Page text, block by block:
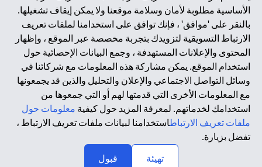
الأساسية مطلوبة لأمان وسلامة موقعنا ولا يمكن إيقاف تشغيلها.
بالنقر على 'موافق' ، فإنك توافق على استخدامنا لملفات تعريف
الارتباط التسويقية لتزويدك بتجربة مخصصة عبر الموقع ، وإظهار
المحتوى والإعلانات المستهدفة ، وجمع البيانات الإحصائية حول
استخدام الموقع. يمكن مشاركة هذه المعلومات مع شركائنا في
وسائل التواصل الاجتماعي والإعلان والتحليل والذين قد يجمعونها
مع المعلومات الأخرى التي قدمتها لهم أو التي جمعوها من
استخدامك لخدماتهم. لمعرفة المزيد حول كيفية معلومات حول
ملفات تعريف الارتباطاستخدامنا لبيانات ملفات تعريف الارتباط ،
تفضل بزيارة.
تهيئة
قبول
سيتي بنك إن. إيه. الإمارات مسجل لدى مصرف الإمارات المركزي تحت
أرقام التراخيص 202563 لفرع الوصل في دبي، 531989 لفرع مول
الإمارات في دبي، وCN-1002019لفرع أبوظبي. هاتف: 4000 311 04.
فرع سيتي بنك إن إيه - الإمارات العربية المتحدة مرخص من مصرف
الإمارات العربية المتحدة المركزي كفرع لبنك أجنبي.
سيتي بنك إن إيه الإمارات العربية المتحدة مرخص من هيئة الأوراق المالية
والسلع في الإمارات العربية المتحدة ("SCA") للقيام بالنشاط المالي لـ أ)
الاستشارات المالية والتعريف والترويج بموجب ترخيص رقم
20200000097 ب) وسيط تداول في الأسواق الدولية بموجب ترخيص